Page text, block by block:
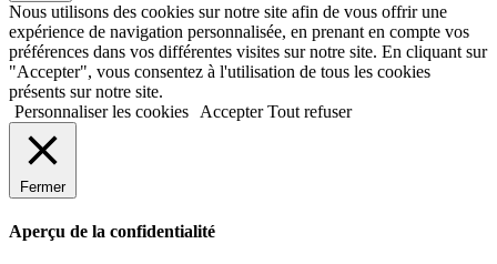
Nous utilisons des cookies sur notre site afin de vous offrir une
expérience de navigation personnalisée, en prenant en compte vos
préférences dans vos différentes visites sur notre site. En cliquant sur
"Accepter", vous consentez à l'utilisation de tous les cookies
présents sur notre site.
Personnaliser les cookies
Accepter Tout refuser
Fermer
Aperçu de la confidentialité